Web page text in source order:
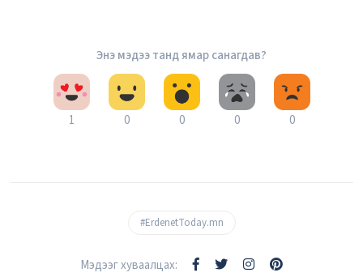
Энэ мэдээ танд ямар санагдав?
1 0 0 0 0
#ErdenetToday.mn
Мэдээг хуваалцах: